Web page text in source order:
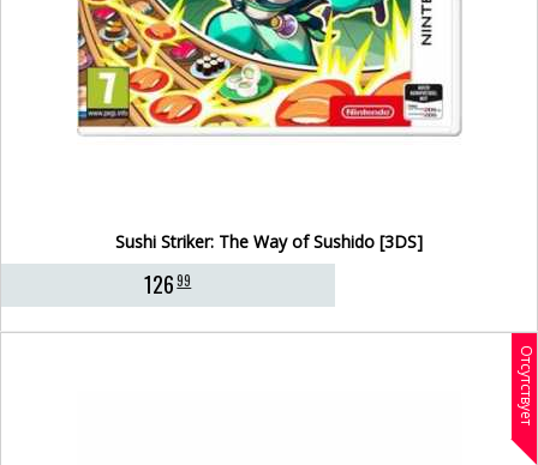
Sushi Striker: The Way of Sushido [3DS]
12699
Отсутствует